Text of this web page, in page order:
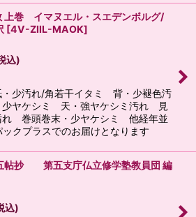
上巻 イマヌエル・スエデンボルグ/
[4V-ZIIL-MAOK]
込)
少汚れ/角若干イタミ 背・少褪色汚
ヤケシミ 天・強ヤケシミ汚れ 見
れ 巻頭巻末・少ヤケシミ 他経年並
クプラスでのお届けとなります
帖抄 第五支庁仏立修学塾教員団 編
込)